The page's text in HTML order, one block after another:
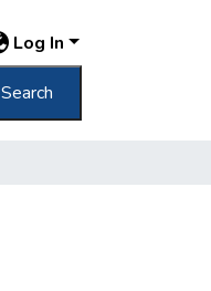
Log In
Search